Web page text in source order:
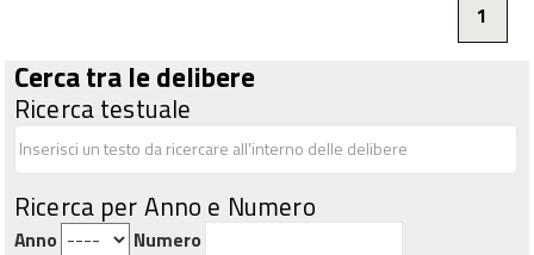
1
Cerca tra le delibere
Ricerca testuale
Ricerca per Anno e Numero
Anno Numero